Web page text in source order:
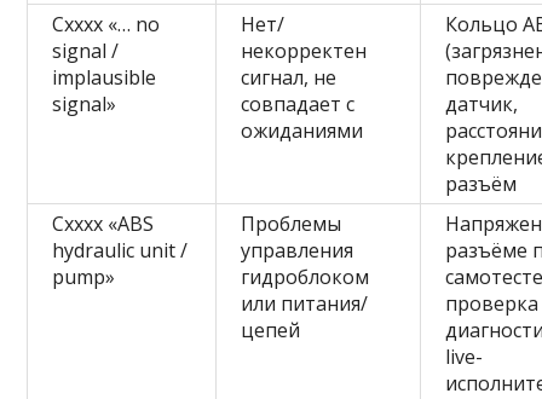
Cxxxx «… no
signal /
implausible
signal»
Нет/
некорректен
сигнал, не
совпадает с
ожиданиями
Кольцо
датчик,
разъём
Cxxxx «ABS
hydraulic unit /
pump»
Проблемы
управления
гидроблоком
или питания/
цепей
разъёме
live-